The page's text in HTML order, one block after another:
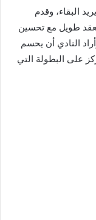
البقاء، وقدم
بعقد طويل مع تحسين
النادي أن يحسم
على البطولة التي